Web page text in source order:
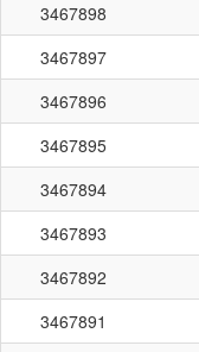
3467898
3467897
3467896
3467895
3467894
3467893
3467892
3467891